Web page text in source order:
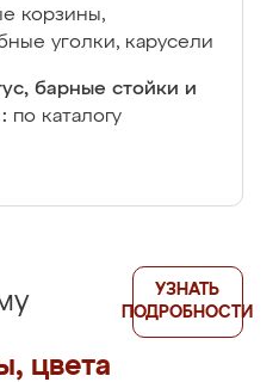
корзины,
уголки, карусели
барные стойки и
по каталогу
цвета
УЗНАТЬ
ПОДРОБНОСТИ